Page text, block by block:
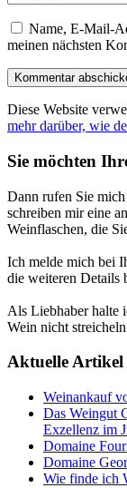
Name, E-Mail-
meinen nächsten
Diese Website
mehr darüber, wie
Sie möchten
Dann rufen Sie
schreiben mir eine an
Weinflaschen, die
Ich melde mich bei
die weiteren Details
Als Liebhaber halte
Wein nicht
Aktuelle Artikel
Weinankauf
Das Weingut
Exzellenz im
Domaine
Domaine
Wie finde ich